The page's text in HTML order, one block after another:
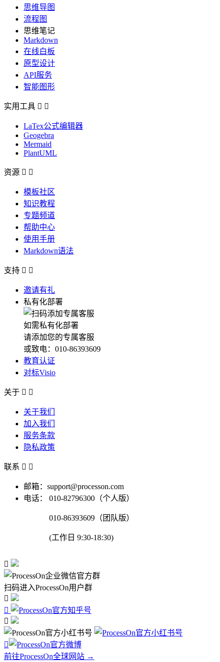
思维导图
流程图
思维笔记
Markdown
在线白板
原型设计
API服务
智能图形
实用工具  
LaTex公式编辑器
Geogebra
Mermaid
PlantUML
资源  
模板社区
知识教程
专题频道
帮助中心
使用手册
Markdown语法
支持  
邀请有礼
私有化部署
如需私有化部署
请添加您的专属客服
或致电：010-86393609
教育认证
对标Visio
关于  
关于我们
加入我们
服务条款
隐私政策
联系  
邮箱：support@processon.com
电话：
010-82796300（个人版）
010-86393609（团队版）
(工作日 9:30-18:30)

扫码进入ProcessOn用户群




前往ProcessOn全球网站 →